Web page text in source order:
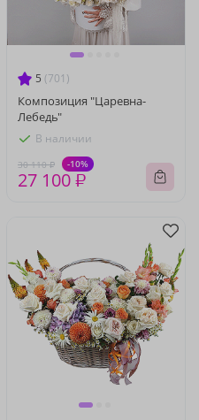
5 (701)
Композиция "Царевна-
Лебедь"
В наличии
30 110 ₽ -10%
27 100 ₽